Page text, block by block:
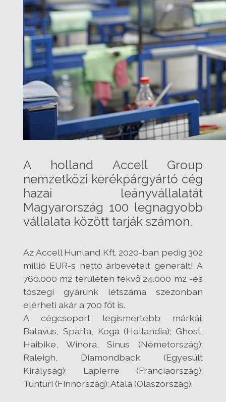
A holland Accell Group
nemzetközi kerékpárgyártó cég
hazai leányvállalatát
Magyarország 100 legnagyobb
vállalata között tarják számon.
Az Accell Hunland Kft. 2020-ban pedig 302
millió EUR-s nettó árbevételt generált! A
760.000 m2 területen fekvő 24.000 m2 -es
tószegi gyárunk létszáma szezonban
elérheti akár a 700 főt is.
A cégcsoport legismertebb márkái:
Batavus, Sparta, Koga (Hollandia); Ghost,
Haibike, Winora, Sinus (Németország);
Raleigh, Diamondback (Egyesült
Királyság); Lapierre (Franciaország);
Tunturi (Finnország); Atala (Olaszország).